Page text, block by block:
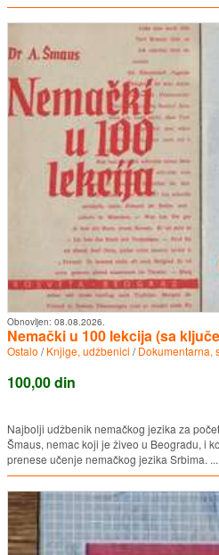
Obnovljen: 08.08.2026.
Nemački u 100 lekcija (sa
Ostalo /Knjige, udžbenici /Dokumentarna,
100,00 din
Najbolji udžbenik nemačkog jezika za
Šmaus, nemac koji je živeo u Beogradu, i
prenese učenje nemačkog jezika Srbima. ...